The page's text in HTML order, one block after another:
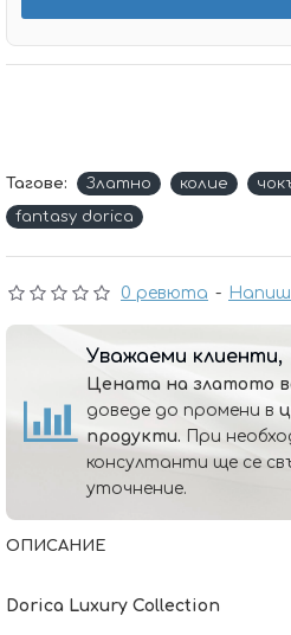
0 ревюта -
Тагове: Златно колие
fantasy dorica
Уважаеми клиенти,
Цената на златото
доведе до промени в
продукти. При
консултанти ще се
уточнение.
ОПИСАНИЕ
Dorica Luxury Collection